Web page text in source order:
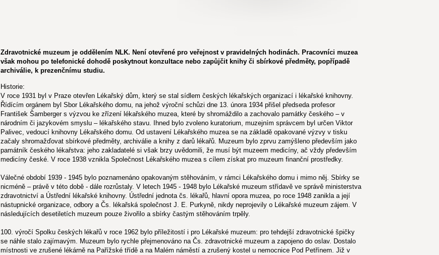
Zdravotnické muzeum je oddělením NLK. Není otevřené pro veřejnost v pravidelných hodinách. Pracovníci muzea
však mohou po telefonické dohodě poskytnout konzultace nebo zapůjčit knihy či sbírkové předměty, popřípadě
archiválie, k prezenčnímu studiu.
Historie:
V roce 1931 byl v Praze otevřen Lékařský dům, který se stal sídlem českých lékařských organizací i lékařské knihovny.
Řídícím orgánem byl Sbor Lékařského domu, na jehož výroční schůzi dne 13. února 1934 přišel předseda profesor
František Šamberger s výzvou ke zřízení lékařského muzea, které by shromáždilo a zachovalo památky českého – v
národním či jazykovém smyslu – lékařského stavu. Ihned bylo zvoleno kuratorium, muzejním správcem byl určen Viktor
Palivec, vedoucí knihovny Lékařského domu. Od ustavení Lékařského muzea se na základě opakované výzvy v tisku
začaly shromažďovat sbírkové předměty, archiválie a knihy z darů lékařů. Muzeum bylo zprvu zamýšleno především jako
památník českého lékařstva: jeho zakladatelé si však brzy uvědomili, že musí být muzeem medicíny, ač vždy především
medicíny české. V roce 1938 vznikla Společnost Lékařského muzea s cílem získat pro muzeum finanční prostředky.
Válečné období 1939 - 1945 bylo poznamenáno opakovaným stěhováním, v rámci Lékařského domu i mimo něj. Sbírky se
nicméně – právě v této době - dále rozrůstaly. V letech 1945 - 1948 bylo Lékařské muzeum střídavě ve správě ministerstva
zdravotnictví a Ústřední lékařské knihovny. Ústřední jednota čs. lékařů, hlavní opora muzea, po roce 1948 zanikla a její
nástupnické organizace, odbory a Čs. lékařská společnost J. E. Purkyně, nikdy neprojevily o Lékařské muzeum zájem. V
následujících desetiletích muzeum pouze živořilo a sbírky častým stěhováním trpěly.
100. výročí Spolku českých lékařů v roce 1962 bylo příležitostí i pro Lékařské muzeum: pro tehdejší zdravotnické špičky
se náhle stalo zajímavým. Muzeum bylo rychle přejmenováno na Čs. zdravotnické muzeum a zapojeno do oslav. Dostalo
místnosti ve zrušené lékárně na Pařížské třídě a na Malém náměstí a zrušený kostel u nemocnice Pod Petřínem. Již v